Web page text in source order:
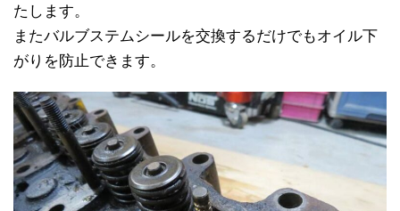
たします。
またバルブステムシールを交換するだけでもオイル下
がりを防止できます。